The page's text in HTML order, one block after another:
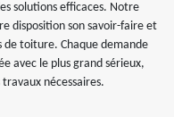
solutions efficaces. Notre
disposition son savoir-faire et
de toiture. Chaque demande
avec le plus grand sérieux,
nécessaires.